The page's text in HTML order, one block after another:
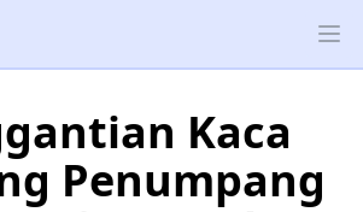
Kaca
Penumpang